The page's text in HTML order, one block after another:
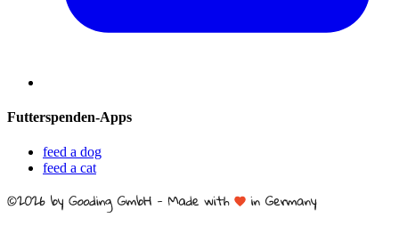
Futterspenden-Apps
feed a dog
feed a cat